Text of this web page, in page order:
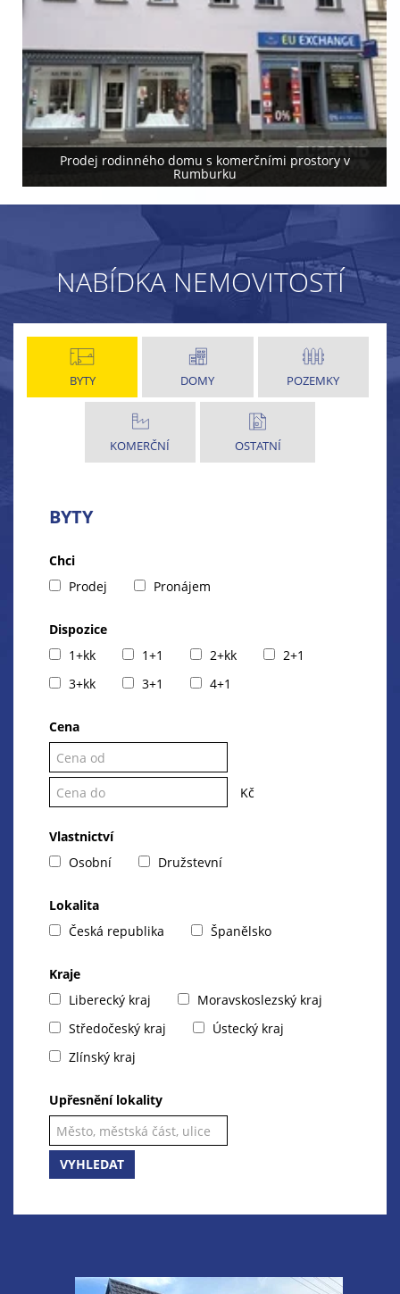
Prodej rodinného domu s komerčními prostory v
Rumburku
NABÍDKA NEMOVITOSTÍ
BYTY DOMY POZEMKY
KOMERČNÍ OSTATNÍ
BYTY
Chci
Prodej
Pronájem
Dispozice
1+kk
1+1 2+kk
2+1
3+kk
3+1 4+1
Cena
Kč
Vlastnictví
Osobní
Družstevní
Lokalita
Česká republika
Španělsko
Kraje
Liberecký kraj
Moravskoslezský kraj
Středočeský kraj
Ústecký kraj
Zlínský kraj
Upřesnění lokality
VYHLEDAT